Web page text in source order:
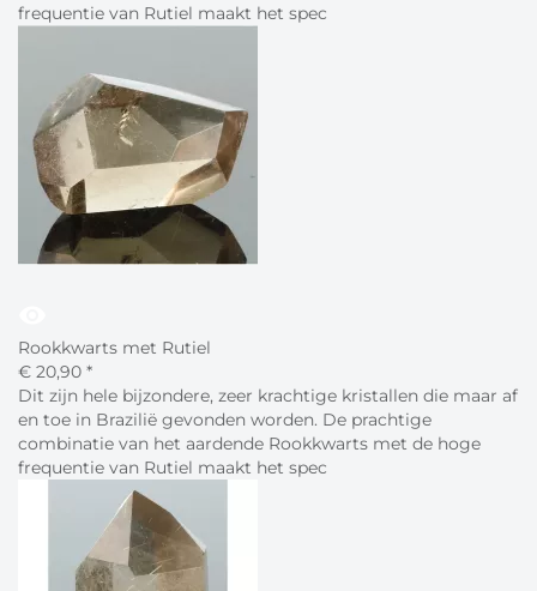
frequentie van Rutiel maakt het spec
Rookkwarts met Rutiel
€ 20,90 *
Dit zijn hele bijzondere, zeer krachtige kristallen die maar af
en toe in Brazilië gevonden worden. De prachtige
combinatie van het aardende Rookkwarts met de hoge
frequentie van Rutiel maakt het spec